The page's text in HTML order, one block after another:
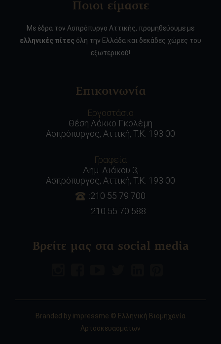
Ποιοι είμαστε
Με έδρα τον Ασπρόπυργο Αττικής, προμηθεύουμε με
ελληνικές πίτες όλη την Ελλάδα και δεκάδες χώρες του
εξωτερικού!
Επικοινωνία
Εργοστάσιο
Θέση Λάκκο Γκολέμη
Ασπρόπυργος, Αττική, Τ.Κ. 193 00
Γραφεία
Δημ. Λιάκου 3,
Ασπρόπυργος, Αττική, Τ.Κ. 193 00
:210 55 79 700
:210 55 70 588
Βρείτε μας στα social media
Branded by impressme © Ελληνική Βιομηχανία
Αρτοσκευασμάτων